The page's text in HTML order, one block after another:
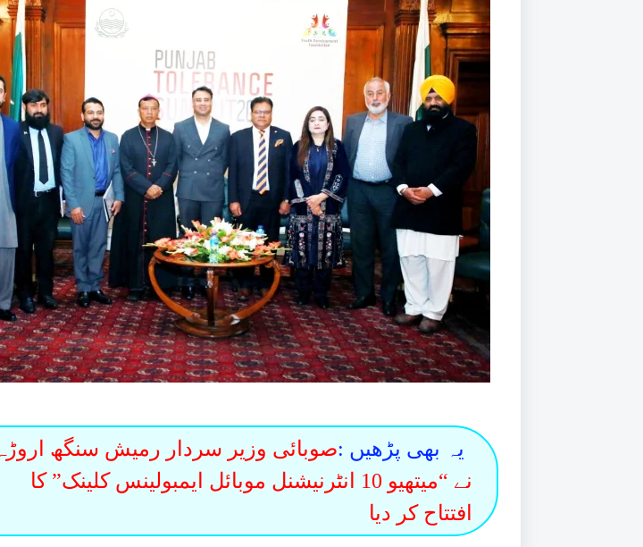
یہ بھی پڑھیں :صوبائی وزیر سردار رمیش سنگھ اروڑہ
نے “میتھیو 10 انٹرنیشنل موبائل ایمبولینس کلینک” کا
افتتاح کر دیا